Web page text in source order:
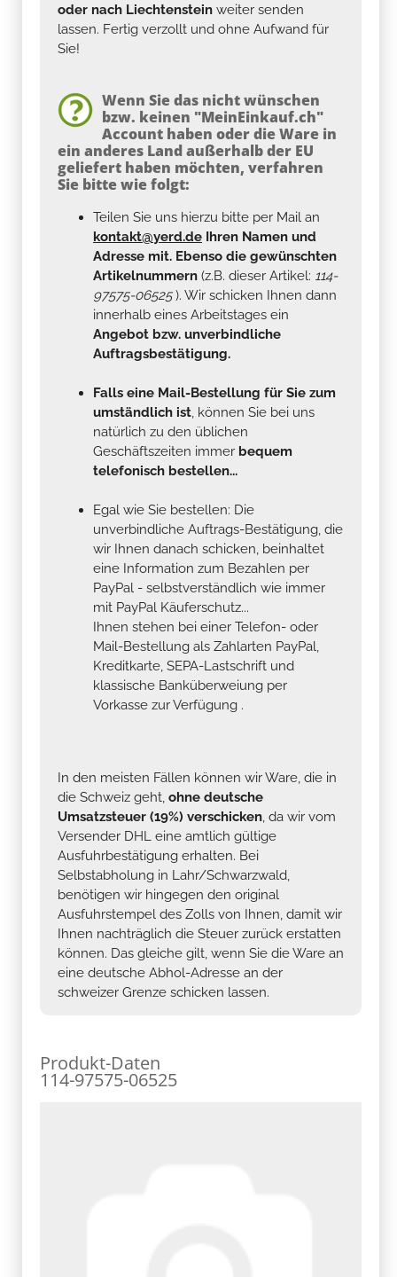
oder nach Liechtenstein weiter senden
lassen. Fertig verzollt und ohne Aufwand für
Sie!
Wenn Sie das nicht wünschen
bzw. keinen "MeinEinkauf.ch"
Account haben oder die Ware in
ein anderes Land außerhalb der EU
geliefert haben möchten, verfahren
Sie bitte wie folgt:
Teilen Sie uns hierzu bitte per Mail an
kontakt@yerd.de Ihren Namen und
Adresse mit. Ebenso die gewünschten
Artikelnummern (z.B. dieser Artikel: 114-
97575-06525). Wir schicken Ihnen dann
innerhalb eines Arbeitstages ein
Angebot bzw. unverbindliche
Auftragsbestätigung.
Falls eine Mail-Bestellung für Sie zum
umständlich ist, können Sie bei uns
natürlich zu den üblichen
Geschäftszeiten immer bequem
telefonisch bestellen...
Egal wie Sie bestellen: Die
unverbindliche Auftrags-Bestätigung, die
wir Ihnen danach schicken, beinhaltet
eine Information zum Bezahlen per
PayPal - selbstverständlich wie immer
mit PayPal Käuferschutz...
Ihnen stehen bei einer Telefon- oder
Mail-Bestellung als Zahlarten PayPal,
Kreditkarte, SEPA-Lastschrift und
klassische Banküberweiung per
Vorkasse zur Verfügung .
In den meisten Fällen können wir Ware, die in
die Schweiz geht, ohne deutsche
Umsatzsteuer (19%) verschicken, da wir vom
Versender DHL eine amtlich gültige
Ausfuhrbestätigung erhalten. Bei
Selbstabholung in Lahr/Schwarzwald,
benötigen wir hingegen den original
Ausfuhrstempel des Zolls von Ihnen, damit wir
Ihnen nachträglich die Steuer zurück erstatten
können. Das gleiche gilt, wenn Sie die Ware an
eine deutsche Abhol-Adresse an der
schweizer Grenze schicken lassen.
Produkt-Daten
114-97575-06525